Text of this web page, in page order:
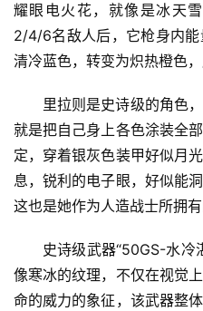
耀眼电火花，就像是冰天
2/4/6名敌人后，它枪身内
清冷蓝色，转变为炽热橙色，
里拉则是史诗级的角色
就是把自己身上各色涂装全
定，穿着银灰色装甲好似月
息，锐利的电子眼，好似能
这也是她作为人造战士所拥有
史诗级武器“50GS-水冷
像寒冰的纹理，不仅在视觉
命的威力的象征，该武器整